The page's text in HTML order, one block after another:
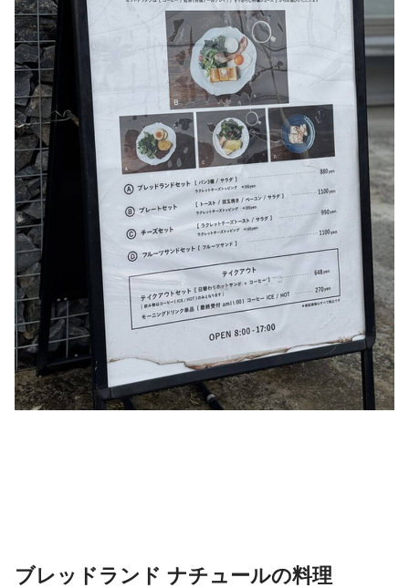
ブレッドランド ナチュールの料理